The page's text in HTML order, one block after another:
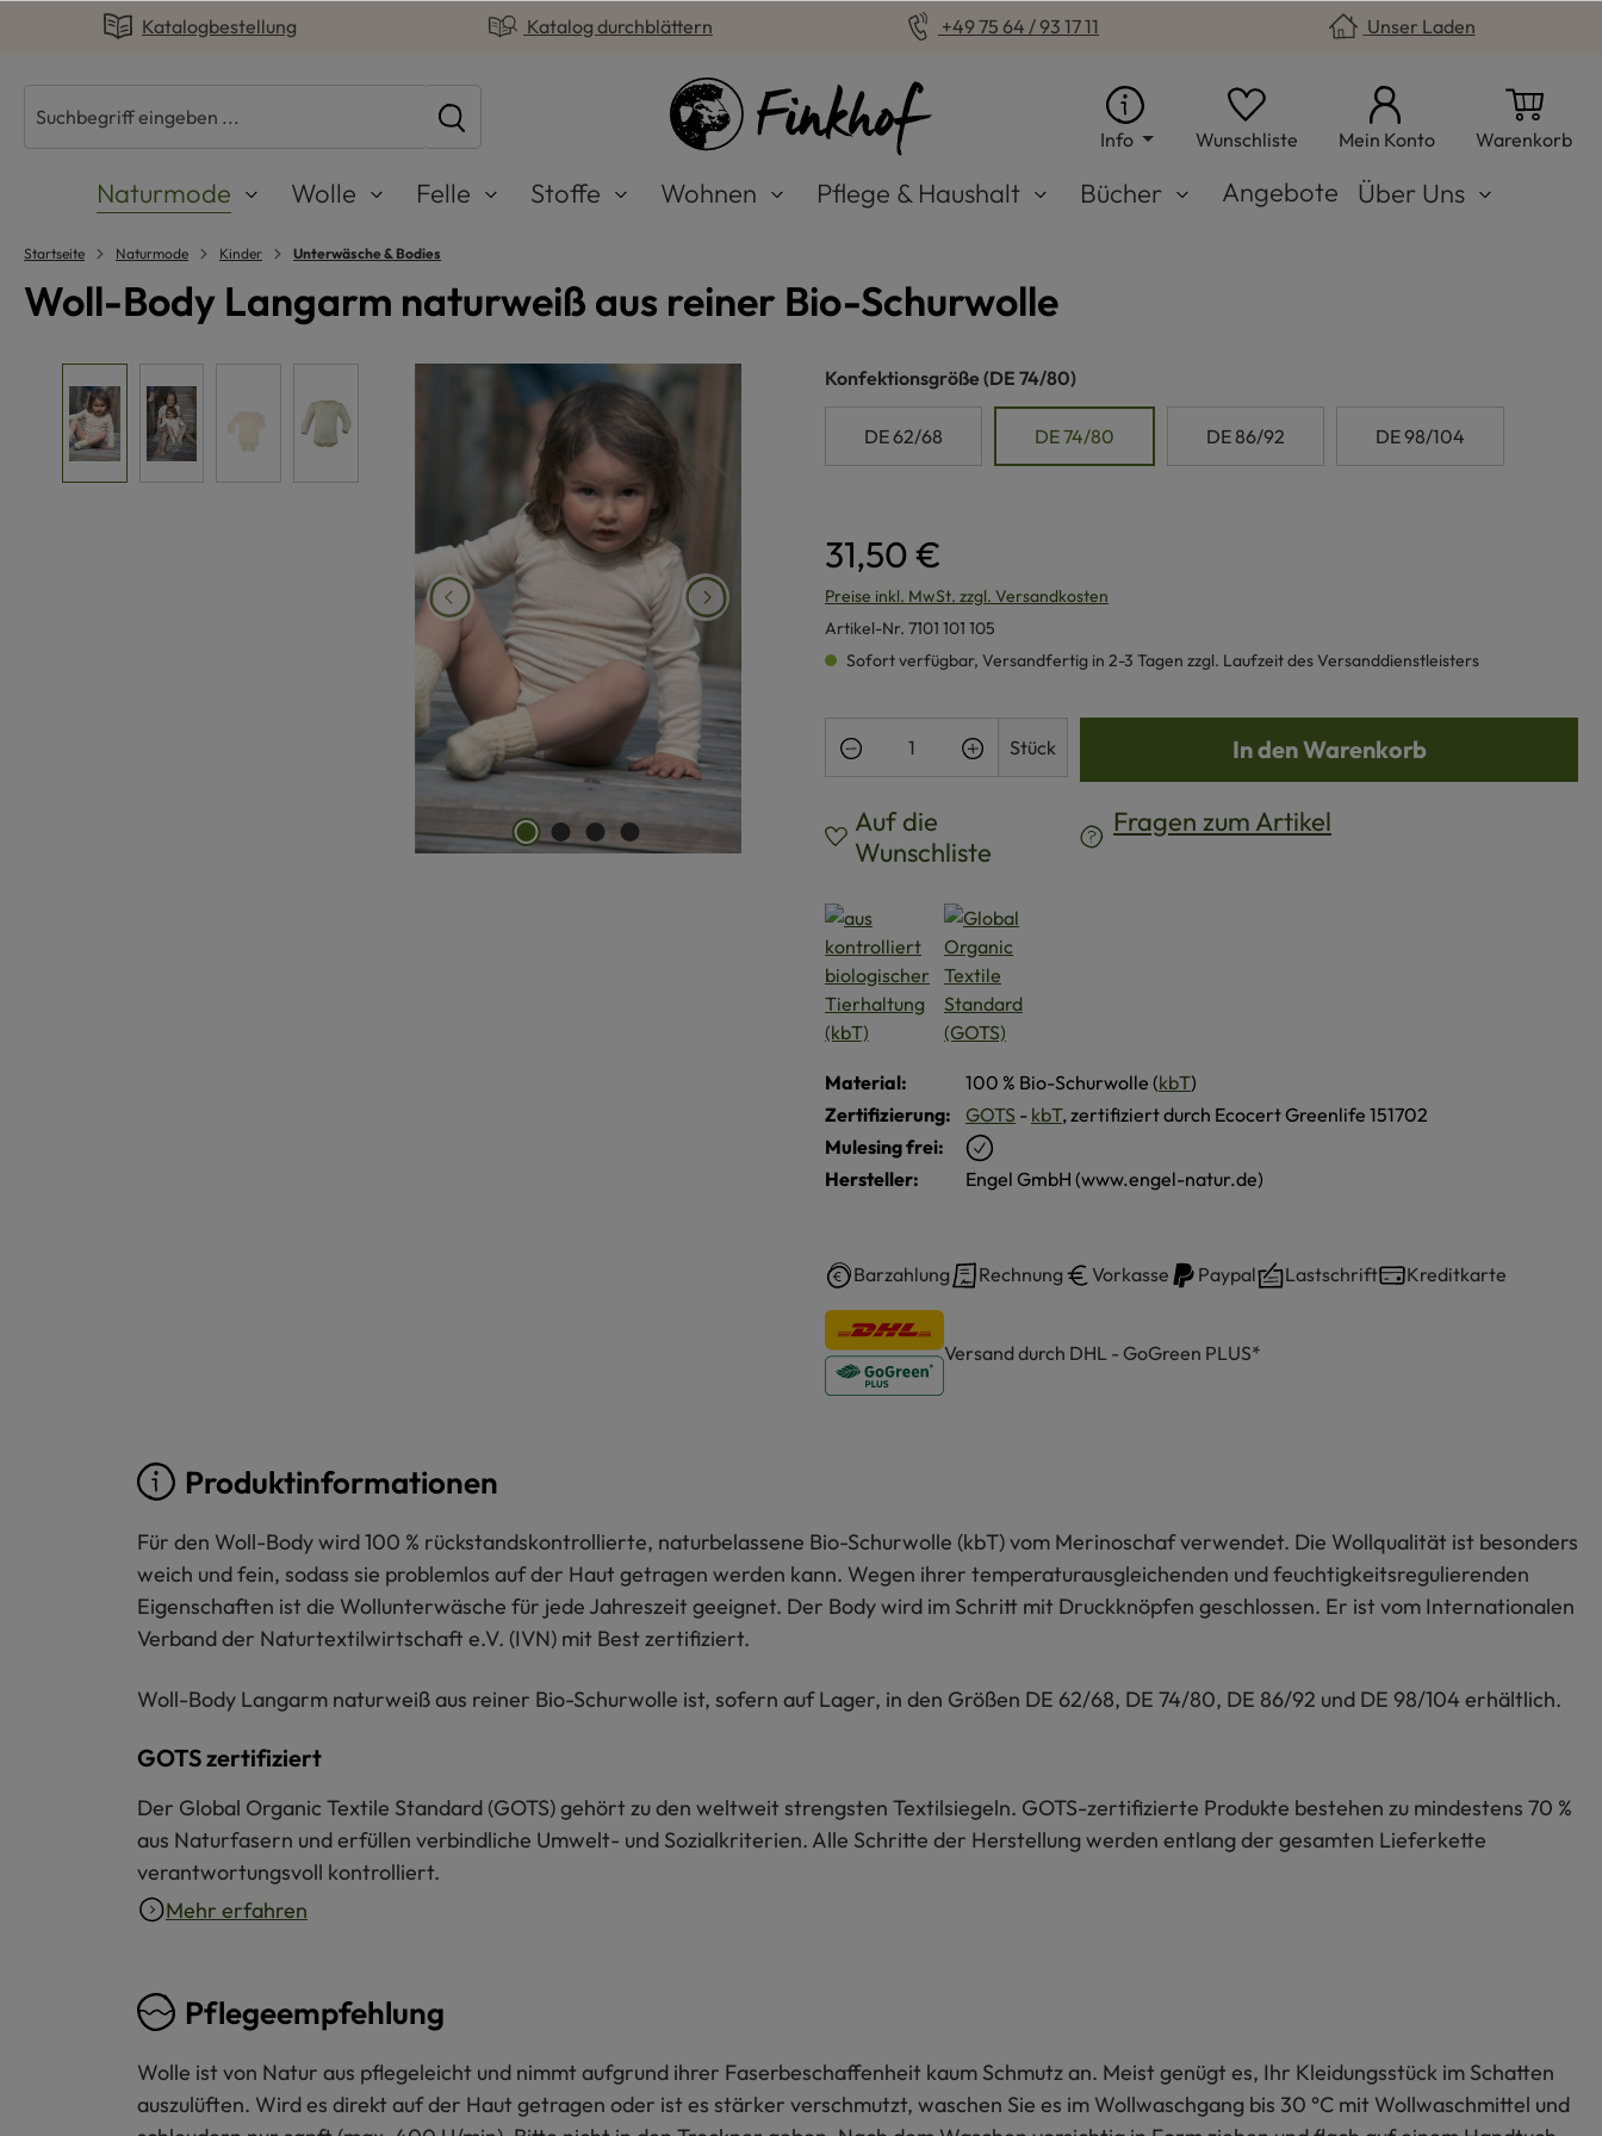
Zur Hauptnavigation springen
Katalogbestellung Katalog durchblättern +49 75 64 / 93 17 11 Unser Laden
Info Wunschliste Du hast 0 Produkte auf dem
Mein Konto Warenkorb
Naturmode Wolle Felle Stoffe Wohnen Pflege & Haushalt Bücher Angebote Über Uns
Startseite Naturmode Kinder Unterwäsche & Bodies
Woll-Body Langarm naturweiß aus reiner Bio-Schurwolle
Konfektionsgröße auswählen
(DE 74/80)
DE 62/68 DE 74/80 DE 86/92 DE 98/104
31,50 €
Preise inkl. MwSt. zzgl. Versandkosten
Artikel-Nr. 7101 101 105
Sofort verfügbar, Versandfertig in 2-3 Tagen zzgl. Laufzeit des Versanddienstleisters
Produkt Anzahl: Gib den gewünschten Wert ein oder
Stück In den Warenkorb
Auf die
Wunschliste
Fragen zum Artikel
Material: 100 % Bio-Schurwolle (kbT)
Zertifizierung:
GOTS - kbT, zertifiziert durch Ecocert Greenlife 151702
Mulesing frei:
Hersteller:
Engel GmbH (www.engel-natur.de)
Barzahlung Rechnung Vorkasse Paypal Lastschrift Kreditkarte
Versand durch DHL - GoGreen PLUS*
Produktinformationen
Für den Woll-Body wird 100 % rückstandskontrollierte, naturbelassene Bio-Schurwolle (kbT) vom Merinoschaf verwendet. Die Wollqualität ist besonders
weich und fein, sodass sie problemlos auf der Haut getragen werden kann. Wegen ihrer temperaturausgleichenden und feuchtigkeitsregulierenden
Eigenschaften ist die Wollunterwäsche für jede Jahreszeit geeignet. Der Body wird im Schritt mit Druckknöpfen geschlossen. Er ist vom Internationalen
Verband der Naturtextilwirtschaft e.V. (IVN) mit Best zertifiziert.
Woll-Body Langarm naturweiß aus reiner Bio-Schurwolle ist, sofern auf Lager, in den Größen DE 62/68, DE 74/80, DE 86/92 und DE 98/104 erhältlich.
GOTS zertifiziert
Der Global Organic Textile Standard (GOTS) gehört zu den weltweit strengsten Textilsiegeln. GOTS-zertifizierte Produkte bestehen zu mindestens 70 %
aus Naturfasern und erfüllen verbindliche Umwelt- und Sozialkriterien. Alle Schritte der Herstellung werden entlang der gesamten Lieferkette
verantwortungsvoll kontrolliert.
Mehr erfahren
Pflegeempfehlung
Wolle ist von Natur aus pflegeleicht und nimmt aufgrund ihrer Faserbeschaffenheit kaum Schmutz an. Meist genügt es, Ihr Kleidungsstück im Schatten
auszulüften. Wird es direkt auf der Haut getragen oder ist es stärker verschmutzt, waschen Sie es im Wollwaschgang bis 30 °C mit Wollwaschmittel und